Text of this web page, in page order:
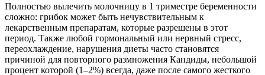
Полностью вылечить молочницу в 1 триместре беременности
сложно: грибок может быть нечувствительным к
лекарственным препаратам, которые разрешены в этот
период. Также любой гормональный или нервный стресс,
переохлаждение, нарушения диеты часто становятся
причиной для повторного размножения Кандиды, небольшой
процент которой (1–2%) всегда, даже после самого жесткого